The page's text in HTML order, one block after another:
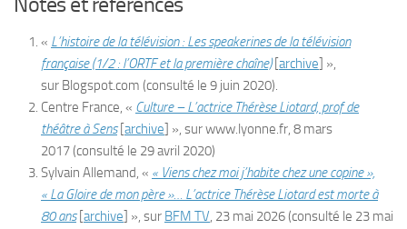
« L’histoire de la télévision : Les speakerines de la télévision
française (1/2 : l’ORTF et la première chaîne)[archive] »,
sur Blogspot.com (consulté le 9 juin 2020).
Centre France, « Culture – L’actrice Thérèse Liotard, prof de
théâtre à Sens[archive] », surwww.lyonne.fr, 8 mars
2017(consulté le 29 avril 2020)
Sylvain Allemand, « « Viens chez moi j’habite chez une copine »,
« La Gloire de mon père »… L’actrice Thérèse Liotard est morte à
80 ans[archive] », sur BFM TV, 23 mai 2026(consulté le 23 mai